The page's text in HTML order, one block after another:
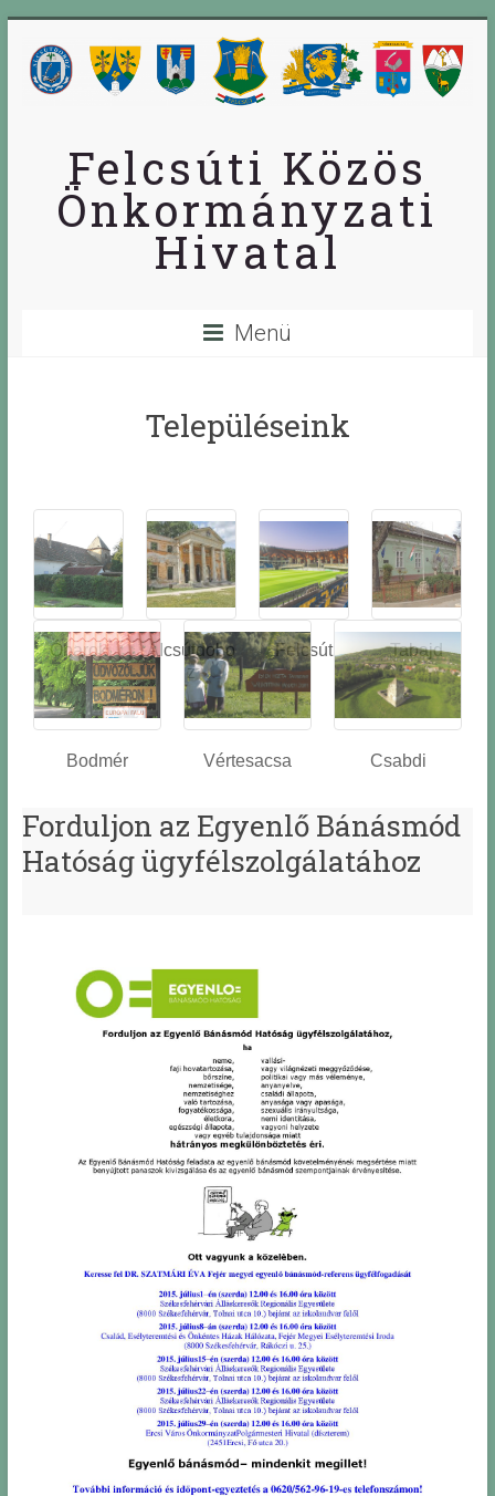
Felcsúti Közös
Önkormányzati
Hivatal
Menü
Településeink
Óbarok
Alcsútdobo
z
Felcsút Tabajd
Bodmér Vértesacsa Csabdi
Forduljon az Egyenlő Bánásmód
Hatóság ügyfélszolgálatához